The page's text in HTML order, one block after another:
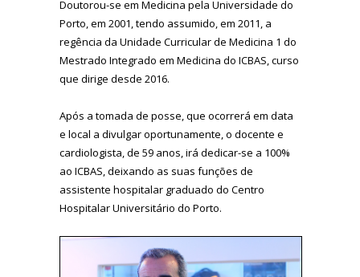
Doutorou-se em Medicina pela Universidade do
Porto, em 2001, tendo assumido, em 2011, a
regência da Unidade Curricular de Medicina 1 do
Mestrado Integrado em Medicina do ICBAS, curso
que dirige desde 2016.
Após a tomada de posse, que ocorrerá em data
e local a divulgar oportunamente, o docente e
cardiologista, de 59 anos, irá dedicar-se a 100%
ao ICBAS, deixando as suas funções de
assistente hospitalar graduado do Centro
Hospitalar Universitário do Porto.